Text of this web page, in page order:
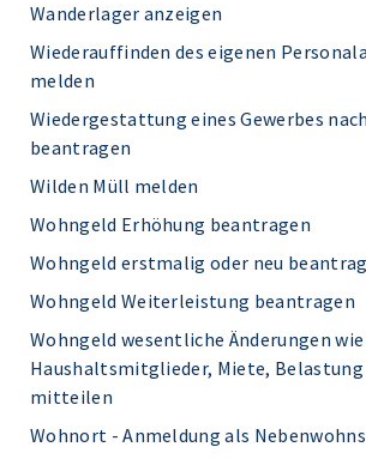
Wanderlager anzeigen
Wiederauffinden des eigenen
melden
Wiedergestattung eines Gewerbes
beantragen
Wilden Müll melden
Wohngeld Erhöhung beantragen
Wohngeld erstmalig oder neu
Wohngeld Weiterleistung beantragen
Wohngeld wesentliche Änderungen
Haushaltsmitglieder, Miete,
mitteilen
Wohnort - Anmeldung als